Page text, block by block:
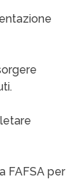
FAFSA per